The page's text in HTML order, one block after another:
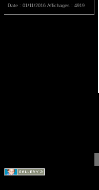
Date : 01/11/2016 Affichages : 4919